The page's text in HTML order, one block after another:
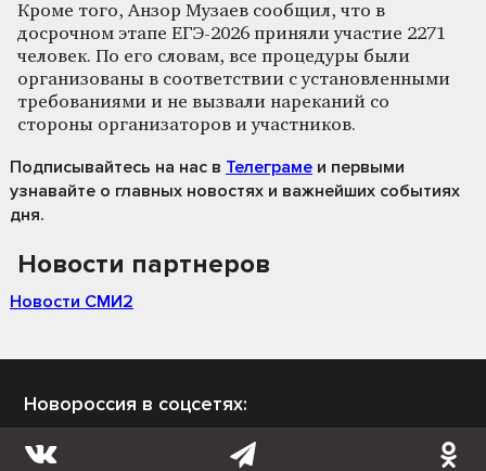
Кроме того, Анзор Музаев сообщил, что в
досрочном этапе ЕГЭ-2026 приняли участие 2271
человек. По его словам, все процедуры были
организованы в соответствии с установленными
требованиями и не вызвали нареканий со
стороны организаторов и участников.
Подписывайтесь на нас в Телеграме и первыми
узнавайте о главных новостях и важнейших событиях
дня.
Новости партнеров
Новости СМИ2
Новороссия в соцсетях: